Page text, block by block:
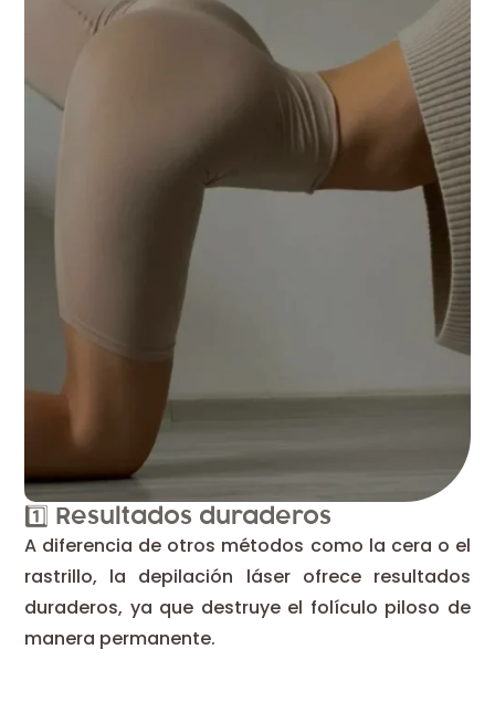
1️⃣ Resultados duraderos
A diferencia de otros métodos como la cera o el
rastrillo, la depilación láser ofrece resultados
duraderos, ya que destruye el folículo piloso de
manera permanente.